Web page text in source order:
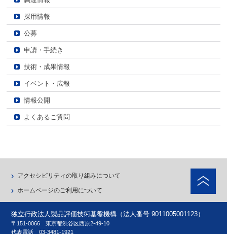
採用情報
公募
申請・手続き
技術・成果情報
イベント・広報
情報公開
よくあるご質問
アクセシビリティの取り組みについて
ホームページのご利用について
独立行政法人製品評価技術基盤機構（法人番号 9011005001123）
〒151-0066 東京都渋谷区西原2-49-10
代表電話03-3481-1921